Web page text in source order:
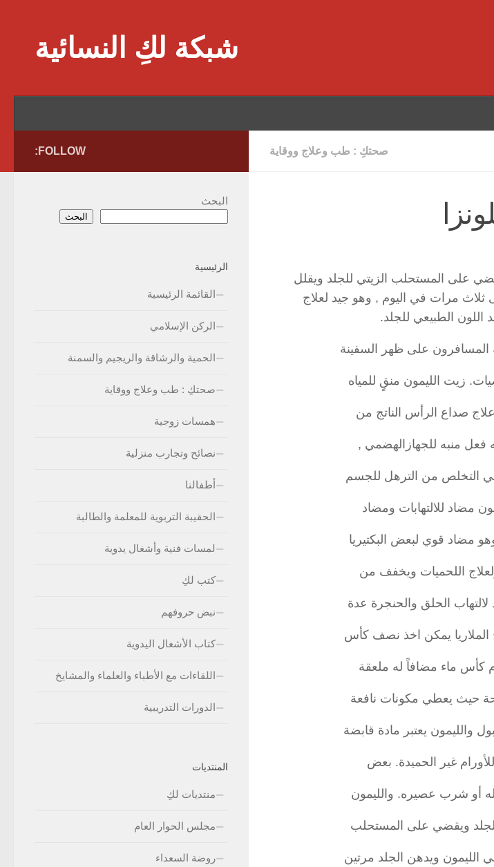
شبكة لكِ النسائية
صحتكِ : طب وعلاج ووقاية
على المستحلب الزيتي للجلد ويقلل
ثلاث مرات في اليوم , وهو جيد لعلاج
اللون الطبيعي للجلد.
المسافرون على ظهر السفينة
زيت الليمون منقٍ للمياه
صداع الرأس الناتج من
فعل منبه للجهازالهضمي ,
في التخلص من الترهل للجسم
مضاد للالتهابات ومضاد
مضاد قوي لبعض البكتيريا
ولعلاج اللحميات ويخفف من
الحلق والحنجرة عدة
الملاريا يمكن اخذ نصف كأس
حيث يعطي مكونات نافعة
والليمون يعتبر مادة قابضة
غير الحميدة. بعض
أو شرب عصيره. والليمون
ويقضي على المستحلب
الليمون ويدهن الجلد مرتين
FOLLOW:
البحث
البحث
الرئيسية
القائمة الرئيسية
الركن الإسلامي
الحمية والرشاقة والريجيم والسمنة
صحتكِ : طب وعلاج ووقاية
همسات زوجية
نصائح وتجارب منزلية
أطفالنا
الحقيبة التربوية للمعلمة والطالبة
لمسات فنية وأشغال يدوية
كتب لكِ
نبض حروفهم
كتاب الأشغال اليدوية
اللقاءات مع الأطباء والعلماء والمشايخ
الدورات التدريبية
المنتديات
منتديات لكِ
مجلس الحوار العام
روضة السعداء